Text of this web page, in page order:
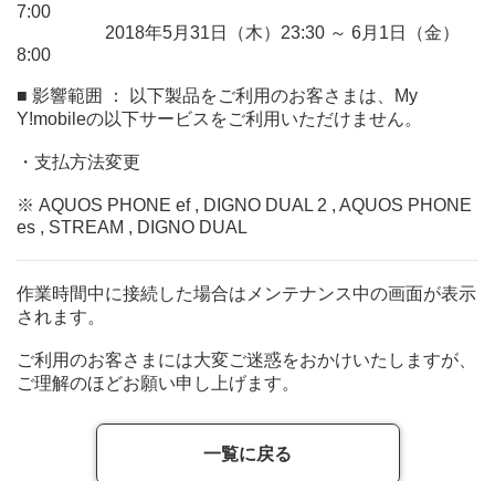
7:00
2018年5月31日（木）23:30 ～ 6月1日（金）
8:00
■ 影響範囲 ： 以下製品をご利用のお客さまは、My
Y!mobileの以下サービスをご利用いただけません。
・支払方法変更
※ AQUOS PHONE ef , DIGNO DUAL 2 , AQUOS PHONE
es , STREAM , DIGNO DUAL
作業時間中に接続した場合はメンテナンス中の画面が表示
されます。
ご利用のお客さまには大変ご迷惑をおかけいたしますが、
ご理解のほどお願い申し上げます。
一覧に戻る